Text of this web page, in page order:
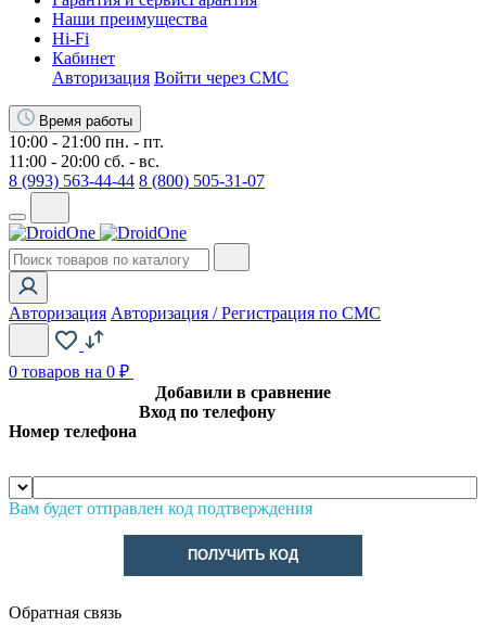
Наши преимущества
Hi-Fi
Кабинет
Авторизация Войти через СМС
Время работы
10:00 - 21:00 пн. - пт.
11:00 - 20:00 сб. - вс.
8 (993) 563-44-44 8 (800) 505-31-07
Авторизация Авторизация / Регистрация по СМС
0 товаров на 0 ₽
Добавили в сравнение
Вход по телефону
Номер телефона
Вам будет отправлен код подтверждения
ПОЛУЧИТЬ КОД
Обратная связь